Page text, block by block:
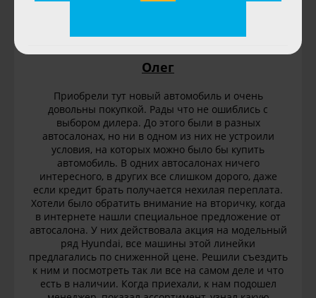
Олег
Приобрели тут новый автомобиль и очень
довольны покупкой. Рады что не ошиблись с
выбором дилера. До этого были в разных
автосалонах, но ни в одном из них не устроили
условия, на которых можно было бы купить
автомобиль. В одних автосалонах ничего
интересного, в других все слишком дорого, даже
если кредит брать получается нехилая переплата.
Хотели было обратить внимание на вторичку, когда
в интернете нашли специальное предложение от
автосалона. У них действовала акция на модельный
ряд Hyundai, все машины этой линейки
предлагались по сниженной цене. Решили съездить
к ним и посмотреть так ли все на самом деле и что
есть в наличии. Когда приехали, к нам подошел